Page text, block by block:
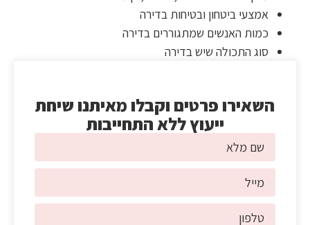
אמצעי ביטחון ובטיחות בדירה
כמות האנשים שמתגוררים בדירה
סוג התכולה שיש בדירה
השאירו פרטים וקבלו מאיתנו שיחת
ייעוץ ללא התחייבות